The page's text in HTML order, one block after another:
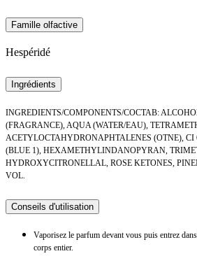
Famille olfactive
Hespéridé
Ingrédients
INGREDIENTS/COMPONENTS/COCTAB:
(FRAGRANCE), AQUA (WATER/EAU),
ACETYLOCTAHYDRONAPHTALENES (OTNE), CI
(BLUE 1), HEXAMETHYLINDANOPYRAN,
HYDROXYCITRONELLAL, ROSE KETONES,
VOL.
Conseils d'utilisation
Vaporisez le parfum devant vous puis entrez
corps entier.